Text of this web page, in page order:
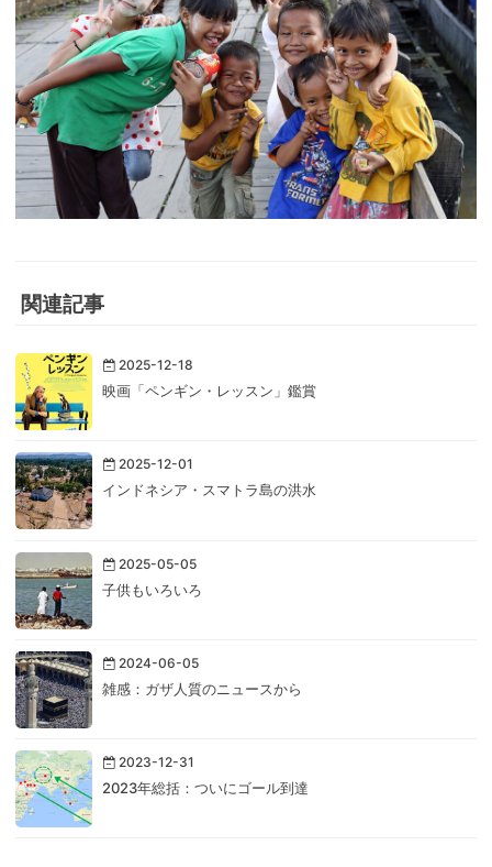
関連記事
2025-12-18
映画「ペンギン・レッスン」鑑賞
2025-12-01
インドネシア・スマトラ島の洪水
2025-05-05
子供もいろいろ
2024-06-05
雑感：ガザ人質のニュースから
2023-12-31
2023年総括：ついにゴール到達